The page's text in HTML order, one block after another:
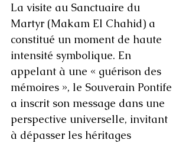
La visite au Sanctuaire du
Martyr (Makam El Chahid) a
constitué un moment de haute
intensité symbolique. En
appelant à une « guérison des
mémoires », le Souverain Pontife
a inscrit son message dans une
perspective universelle, invitant
à dépasser les héritages